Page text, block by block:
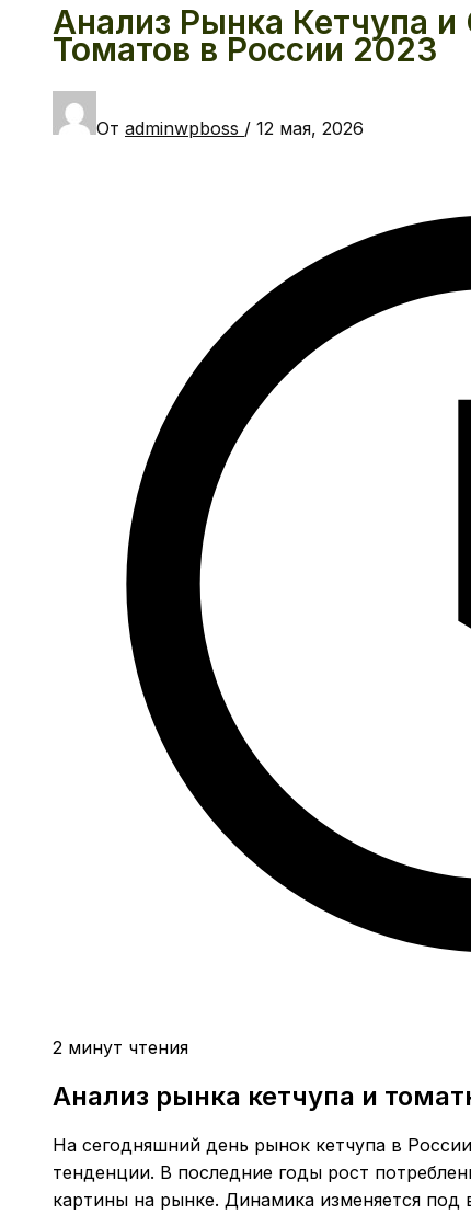
Анализ Рынка Кетчупа и
Томатов в России 2023
От adminwpboss / 12 мая, 2026
2 минут чтения
Анализ рынка кетчупа и
На сегодняшний день рынок кетчупа в
тенденции. В последние годы рост
картины на рынке. Динамика изменяется